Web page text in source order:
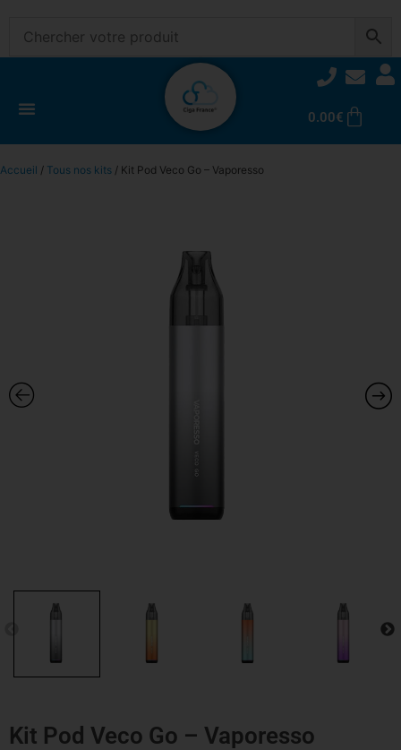
0.00€
Accueil / Tous nos kits / Kit Pod Veco Go – Vaporesso
Kit Pod Veco Go – Vaporesso